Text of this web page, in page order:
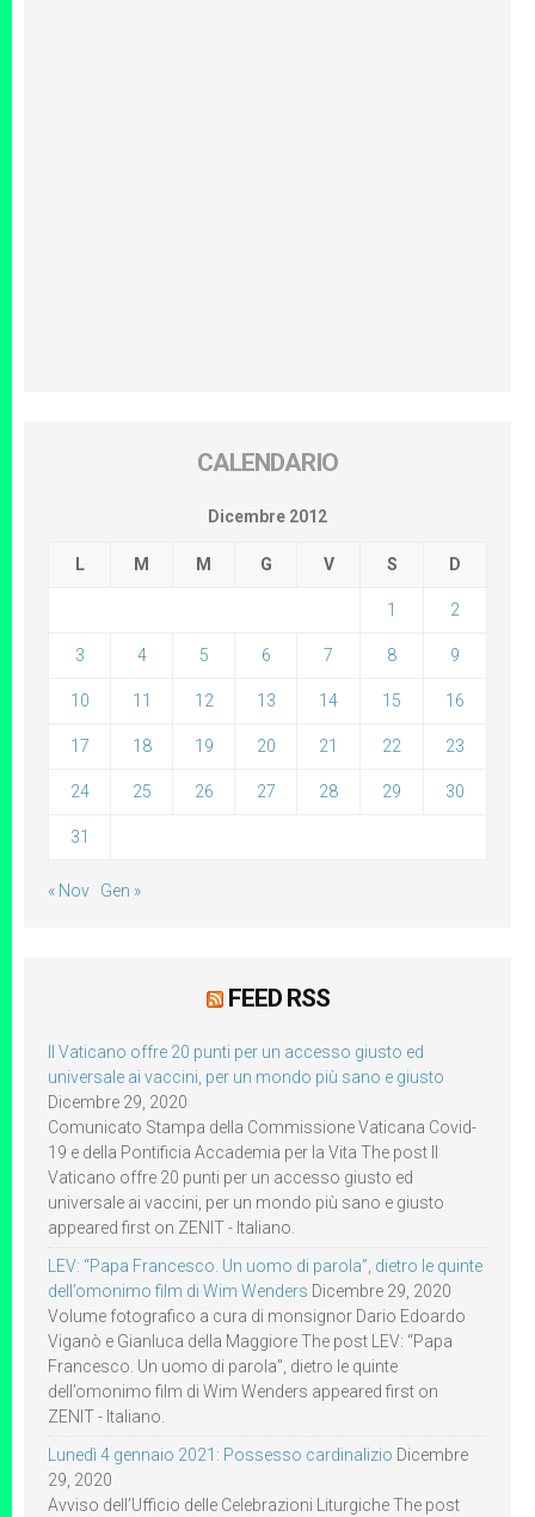
CALENDARIO
Dicembre 2012
L M M G V S D
1 2
3 4 5 6 7 8 9
10 11 12 13 14 15 16
17 18 19 20 21 22 23
24 25 26 27 28 29 30
31
« Nov Gen »
FEED RSS
Il Vaticano offre 20 punti per un accesso giusto ed
universale ai vaccini, per un mondo più sano e giusto
Dicembre 29, 2020
Comunicato Stampa della Commissione Vaticana Covid-
19 e della Pontificia Accademia per la Vita The post Il
Vaticano offre 20 punti per un accesso giusto ed
universale ai vaccini, per un mondo più sano e giusto
appeared first on ZENIT - Italiano.
LEV: “Papa Francesco. Un uomo di parola”, dietro le quinte
dell’omonimo film di Wim Wenders Dicembre 29, 2020
Volume fotografico a cura di monsignor Dario Edoardo
Viganò e Gianluca della Maggiore The post LEV: “Papa
Francesco. Un uomo di parola”, dietro le quinte
dell’omonimo film di Wim Wenders appeared first on
ZENIT - Italiano.
Lunedì 4 gennaio 2021: Possesso cardinalizio Dicembre
29, 2020
Avviso dell’Ufficio delle Celebrazioni Liturgiche The post